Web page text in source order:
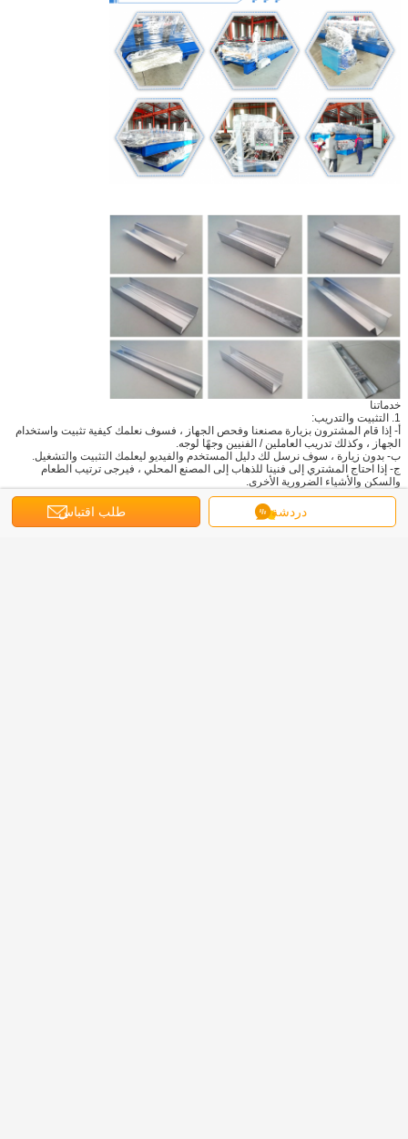
خدماتنا
1. التثبيت والتدريب:
أ- إذا قام المشترون بزيارة مصنعنا وفحص الجهاز ، فسوف نعلمك كيفية تثبيت واستخدام
الجهاز ، وكذلك تدريب العاملين / الفنيين وجهًا لوجه.
ب- بدون زيارة ، سوف نرسل لك دليل المستخدم والفيديو ليعلمك التثبيت والتشغيل.
ج- إذا احتاج المشتري إلى فنينا للذهاب إلى المصنع المحلي ، فيرجى ترتيب الطعام
والسكن والأشياء الضرورية الأخرى.
2. بعد الخدمة
أ. ضمان سنة واحدة للجهاز كله.
دردشة طلب اقتباس